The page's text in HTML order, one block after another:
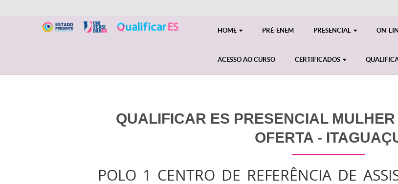
HOME PRÉ-ENEM PRESENCIAL ON-
ACESSO AO CURSO CERTIFICADOS
QUALIFICAR ES PRESENCIAL
OFERTA -
POLO 1 CENTRO DE REFERÊNCIA DE